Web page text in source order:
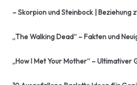
– Skorpion und Steinbock | Beziehung
„The Walking Dead“ – Fakten und
„How I Met Your Mother“ – Ultimativer